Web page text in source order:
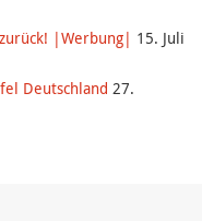
|Werbung| 15. Juli
Deutschland 27.